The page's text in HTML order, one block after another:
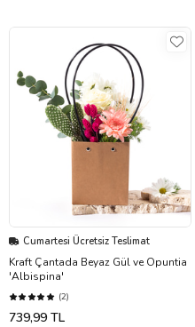
Cumartesi Ücretsiz Teslimat
Kraft Çantada Beyaz Gül ve Opuntia
'Albispina'
(2)
739,99 TL